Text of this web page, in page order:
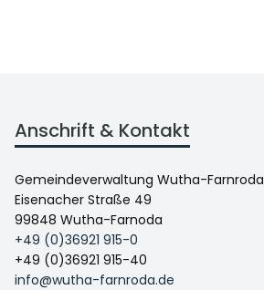
Anschrift & Kontakt
Gemeindeverwaltung Wutha-Farnroda
Eisenacher Straße 49
99848 Wutha-Farnoda
+49 (0)36921 915-0
+49 (0)36921 915-40
info@wutha-farnroda.de